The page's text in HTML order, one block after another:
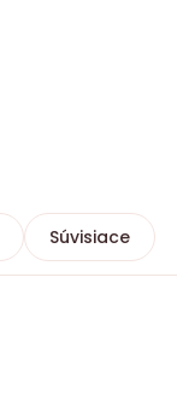
Súvisiace